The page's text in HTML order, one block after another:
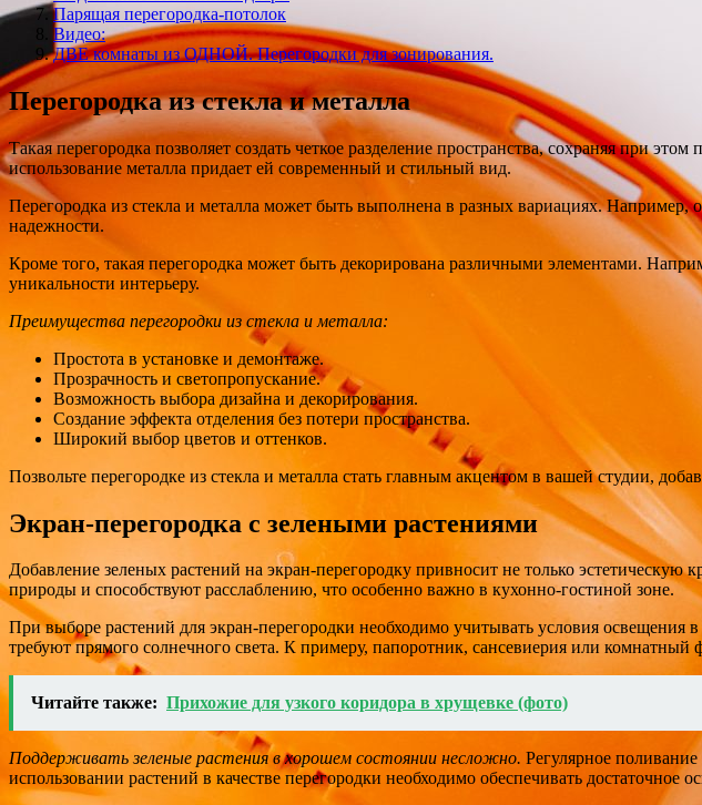
Парящая перегородка-потолок
Видео:
ДВЕ комнаты из ОДНОЙ. Перегородки для зонирования.
Перегородка из стекла и металла
Такая перегородка позволяет создать четкое разделение пространства, сохраняя при
использование металла придает ей современный и стильный вид.
Перегородка из стекла и металла может быть выполнена в разных вариациях.
надежности.
Кроме того, такая перегородка может быть декорирована различными элементами.
уникальности интерьеру.
Преимущества перегородки из стекла и металла:
Простота в установке и демонтаже.
Прозрачность и светопропускание.
Возможность выбора дизайна и декорирования.
Создание эффекта отделения без потери пространства.
Широкий выбор цветов и оттенков.
Позвольте перегородке из стекла и металла стать главным акцентом в вашей студии,
Экран-перегородка с зелеными растениями
Добавление зеленых растений на экран-перегородку привносит не только
природы и способствуют расслаблению, что особенно важно в кухонно-гостиной зоне.
При выборе растений для экран-перегородки необходимо учитывать условия
требуют прямого солнечного света. К примеру, папоротник, сансевиерия или
Читайте также: Прихожие для узкого коридора в хрущевке (фото)
Поддерживать зеленые растения в хорошем состоянии несложно. Регулярное
использовании растений в качестве перегородки необходимо обеспечивать достаточное